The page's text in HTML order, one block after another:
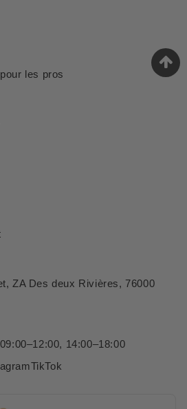
les pros
ZA Des deux Rivières, 76000
14:00–18:00
TikTok